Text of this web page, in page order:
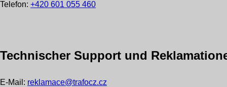
Telefon: +420 601 055 460
Technischer Support und
E-Mail: reklamace@trafocz.cz